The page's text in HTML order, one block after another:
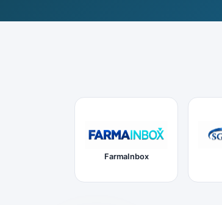
FarmaInbox